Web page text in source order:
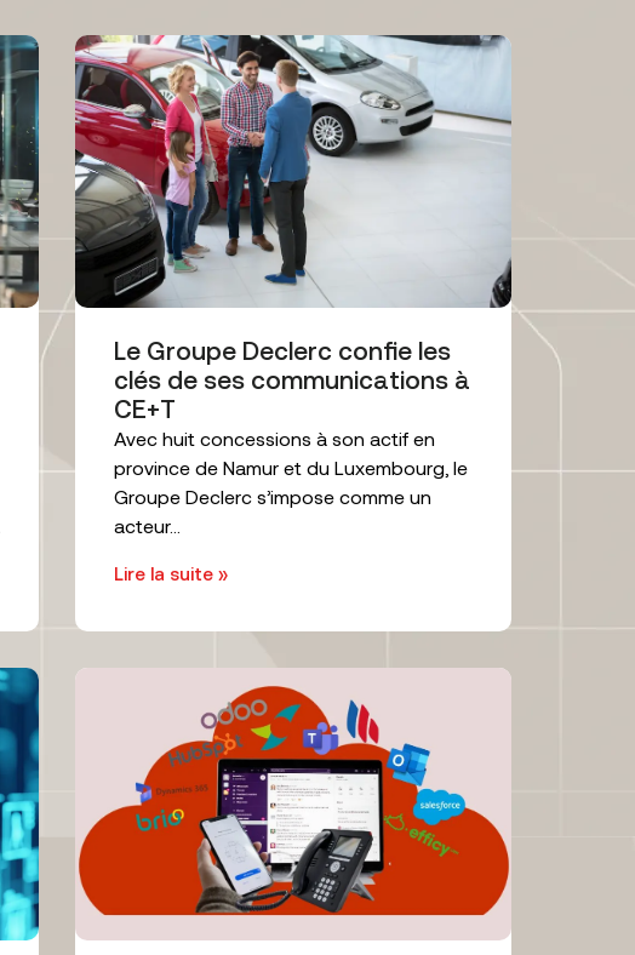
Le Groupe Declerc confie les
clés de ses communications à
CE+T
Avec huit concessions à son actif en
province de Namur et du Luxembourg, le
Groupe Declerc s’impose comme un
acteur...
Lire la suite »